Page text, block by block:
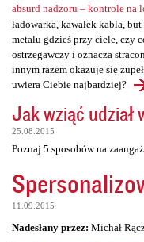
absurd nadzoru – kontrole na
ładowarka, kawałek kabla,
metalu gdzieś przy ciele, czy
ostrzegawczy i oznacza
innym razem okazuje się
uwiera Ciebie najbardziej?
Jak wziąć udział
25.08.2015
Poznaj 5 sposobów na
11.09.2015
Nadesłany przez: Michał